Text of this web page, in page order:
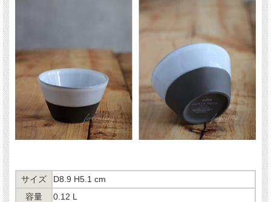
サイズ
D8.9 H5.1 cm
容量
0.12 L